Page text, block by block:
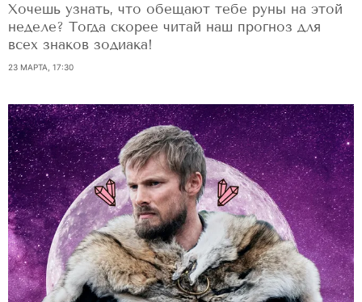
Хочешь узнать, что обещают тебе руны на этой
неделе? Тогда скорее читай наш прогноз для
всех знаков зодиака!
23 МАРТА, 17:30